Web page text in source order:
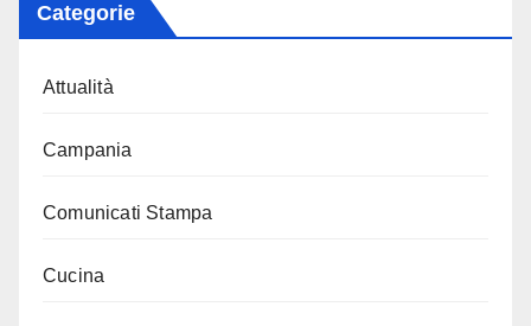
Categorie
Attualità
Campania
Comunicati Stampa
Cucina